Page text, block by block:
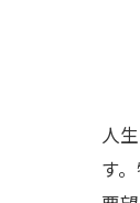
人
す